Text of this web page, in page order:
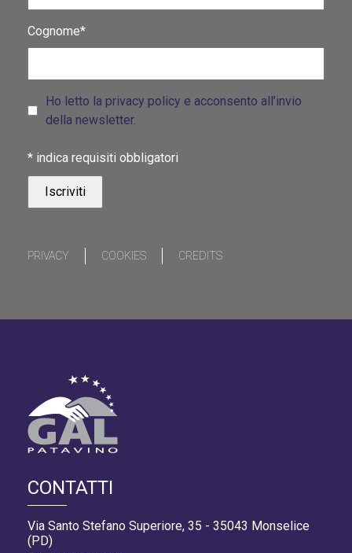
CONTATTI
Via Santo Stefano Superiore, 35 - 35043 Monselice
(PD)
Cognome*
Ho letto la privacy policy e acconsento all’invio
della newsletter.
* indica requisiti obbligatori
PRIVACY COOKIES CREDITS